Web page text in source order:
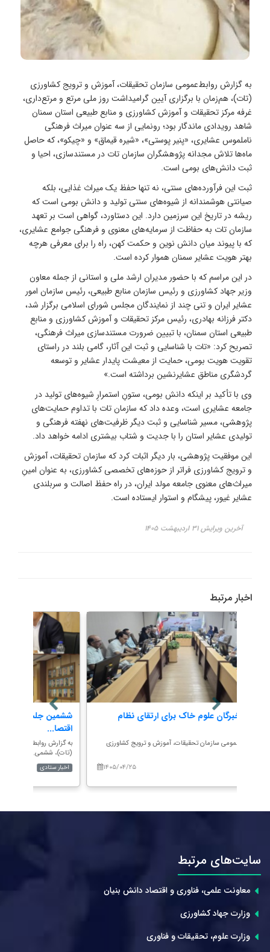
به گزارش روابط‌عمومی سازمان تحقیقات، آموزش و ترویج کشاورزی
(تات)، هم‌زمان با برگزاری آیین گرامیداشت روز ملی مرتع و مرتع‌داری،
غرفه مرکز تحقیقات و آموزش کشاورزی و منابع طبیعی استان سمنان
شاهد رویدادی ماندگار بود؛ رونمایی از سه عنوان میراث فرهنگی
ناملموس عشایری، «پنیر پوستی»، «شیره قیماق» و «چیکو»، که حاصل
ماه‌ها تلاش مجدانه پژوهشگران سازمان تات در مستندسازی، احیا و
ثبت دانش‌های بومی است.
ثبت این فرآورده‌های سنتی، نه تنها حفظ یک میراث غذایی، بلکه
صیانتی هوشمندانه از شیوه‌های سنتی تولید و دانش بومی است که
ریشه در تاریخ این سرزمین دارد. این دستاورد، گواهی است بر تعهد
سازمان تات به حفاظت از سرمایه‌های معنوی و فرهنگی جوامع عشایری،
که با پیوند میان دانش نوین و حکمت کهن، راه را برای معرفی هرچه
بهتر هویت عشایر سمنان هموار کرده است.
در این مراسم که با حضور مدیران ارشد ملی و استانی از جمله معاون
وزیر جهاد کشاورزی و رئیس سازمان منابع طبیعی، رئیس سازمان امور
عشایر ایران و تنی چند از نمایندگان مجلس شورای اسلامی برگزار شد،
دکتر فرزانه بهادری، رئیس مرکز تحقیقات و آموزش کشاورزی و منابع
طبیعی استان سمنان، با تبیین ضرورت مستندسازی میراث فرهنگی،
تصریح کرد: «تات با شناسایی و ثبت این آثار، گامی بلند در راستای
تقویت هویت بومی، حمایت از معیشت پایدار عشایر و توسعه
گردشگری مناطق عشایرنشین برداشته است.»
وی با تأکید بر اینکه دانش بومی، ستونِ استمرارِ شیوه‌های تولید در
جامعه عشایری است، وعده داد که سازمان تات با تداوم حمایت‌های
پژوهشی، مسیر شناسایی و ثبت دیگر ظرفیت‌های نهفته فرهنگی و
تولیدی عشایر استان را با جدیت و شتاب بیشتری ادامه خواهد داد.
این موفقیت پژوهشی، بار دیگر اثبات کرد که سازمان تحقیقات، آموزش
و ترویج کشاورزی فراتر از حوزه‌های تخصصی کشاورزی، به عنوان امینِ
میراث‌های معنوی جامعه مولد ایران، در راه حفظ اصالت و سربلندی
عشایر غیور، پیشگام و استوار ایستاده است.
آخرین ویرایش ۳۱ اردیبهشت ۱۴۰۵
اخبار مرتبط
هم‌اندیشی خبرگان علوم خاک برای ارتقای نظام
به گزارش روابط عمومی سازمان تحقیقات، آموزش و ترویج کشاورزی
۱۴۰۵/۰۴/۲۵
سایت‌های مرتبط
معاونت علمی، فناوری و اقتصاد دانش بنیان
وزارت جهاد کشاورزی
وزارت علوم، تحقیقات و فناوری